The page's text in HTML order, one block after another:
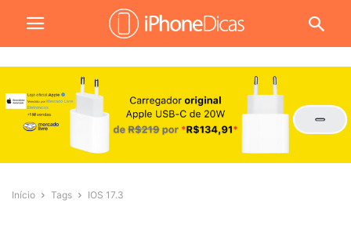
Início Tags IOS 17.3